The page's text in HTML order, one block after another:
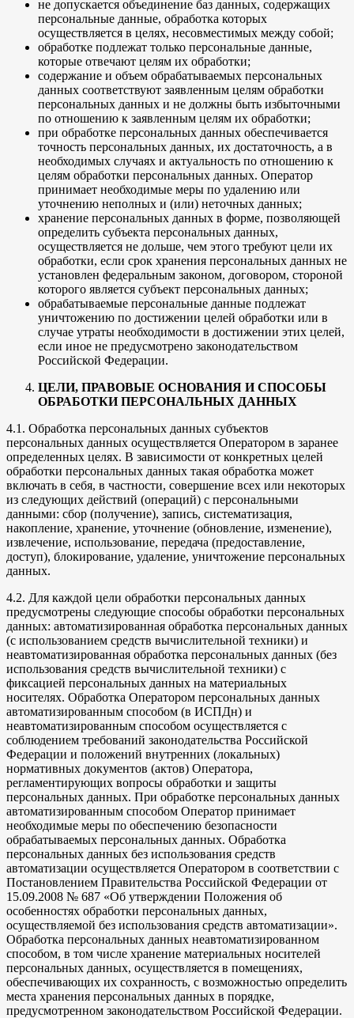
не допускается объединение баз данных, содержащих
персональные данные, обработка которых
осуществляется в целях, несовместимых между собой;
обработке подлежат только персональные данные,
которые отвечают целям их обработки;
содержание и объем обрабатываемых персональных
данных соответствуют заявленным целям обработки
персональных данных и не должны быть избыточными
по отношению к заявленным целям их обработки;
при обработке персональных данных обеспечивается
точность персональных данных, их достаточность, а в
необходимых случаях и актуальность по отношению к
целям обработки персональных данных. Оператор
принимает необходимые меры по удалению или
уточнению неполных и (или) неточных данных;
хранение персональных данных в форме, позволяющей
определить субъекта персональных данных,
осуществляется не дольше, чем этого требуют цели их
обработки, если срок хранения персональных данных не
установлен федеральным законом, договором, стороной
которого является субъект персональных данных;
обрабатываемые персональные данные подлежат
уничтожению по достижении целей обработки или в
случае утраты необходимости в достижении этих целей,
если иное не предусмотрено законодательством
Российской Федерации.
ЦЕЛИ, ПРАВОВЫЕ ОСНОВАНИЯ И СПОСОБЫ
ОБРАБОТКИ ПЕРСОНАЛЬНЫХ ДАННЫХ
4.1. Обработка персональных данных субъектов
персональных данных осуществляется Оператором в заранее
определенных целях. В зависимости от конкретных целей
обработки персональных данных такая обработка может
включать в себя, в частности, совершение всех или некоторых
из следующих действий (операций) с персональными
данными: сбор (получение), запись, систематизация,
накопление, хранение, уточнение (обновление, изменение),
извлечение, использование, передача (предоставление,
доступ), блокирование, удаление, уничтожение персональных
данных.
4.2. Для каждой цели обработки персональных данных
предусмотрены следующие способы обработки персональных
данных: автоматизированная обработка персональных данных
(с использованием средств вычислительной техники) и
неавтоматизированная обработка персональных данных (без
использования средств вычислительной техники) с
фиксацией персональных данных на материальных
носителях. Обработка Оператором персональных данных
автоматизированным способом (в ИСПДн) и
неавтоматизированным способом осуществляется с
соблюдением требований законодательства Российской
Федерации и положений внутренних (локальных)
нормативных документов (актов) Оператора,
регламентирующих вопросы обработки и защиты
персональных данных. При обработке персональных данных
автоматизированным способом Оператор принимает
необходимые меры по обеспечению безопасности
обрабатываемых персональных данных. Обработка
персональных данных без использования средств
автоматизации осуществляется Оператором в соответствии с
Постановлением Правительства Российской Федерации от
15.09.2008 № 687 «Об утверждении Положения об
особенностях обработки персональных данных,
осуществляемой без использования средств автоматизации».
Обработка персональных данных неавтоматизированном
способом, в том числе хранение материальных носителей
персональных данных, осуществляется в помещениях,
обеспечивающих их сохранность, с возможностью определить
места хранения персональных данных в порядке,
предусмотренном законодательством Российской Федерации.